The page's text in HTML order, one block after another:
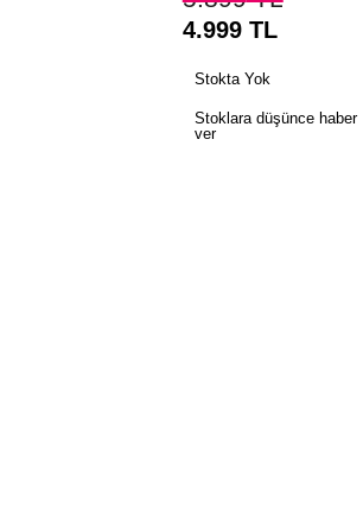
4.999TL
Stokta Yok
Stoklara düşünce haber
ver